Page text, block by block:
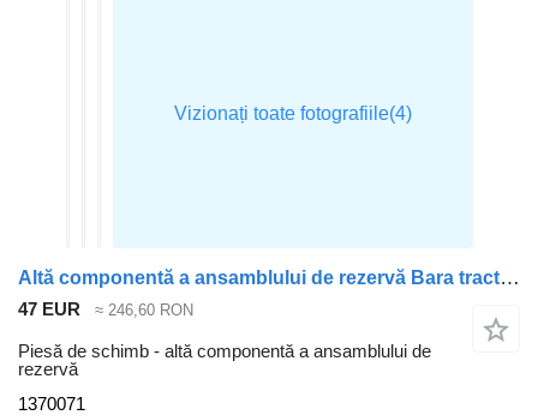
Altă componentă a ansamblului de rezervă Bara tractare 1370071 pentru cap tractor DAF CF85
47 EUR ≈ 246,60 RON
Piesă de schimb - altă componentă a ansamblului de
rezervă
1370071